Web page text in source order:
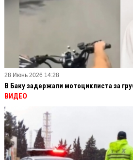
28 Июнь 2026 14:28
В Баку задержали мотоциклиста за
ВИДЕО